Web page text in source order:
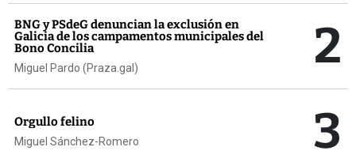
BNG y PSdeG denuncian la exclusión en
Galicia de los campamentos municipales del
Bono Concilia
Miguel Pardo (Praza.gal) 2
Orgullo felino
Miguel Sánchez-Romero 3